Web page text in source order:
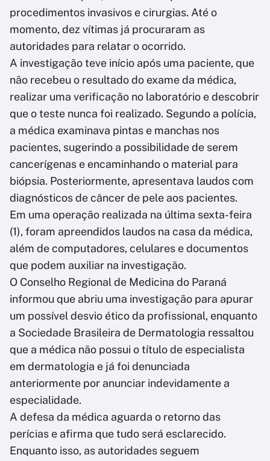
procedimentos invasivos e cirurgias. Até o
momento, dez vítimas já procuraram as
autoridades para relatar o ocorrido.
A investigação teve início após uma paciente, que
não recebeu o resultado do exame da médica,
realizar uma verificação no laboratório e descobrir
que o teste nunca foi realizado. Segundo a polícia,
a médica examinava pintas e manchas nos
pacientes, sugerindo a possibilidade de serem
cancerígenas e encaminhando o material para
biópsia. Posteriormente, apresentava laudos com
diagnósticos de câncer de pele aos pacientes.
Em uma operação realizada na última sexta-feira
(1), foram apreendidos laudos na casa da médica,
além de computadores, celulares e documentos
que podem auxiliar na investigação.
O Conselho Regional de Medicina do Paraná
informou que abriu uma investigação para apurar
um possível desvio ético da profissional, enquanto
a Sociedade Brasileira de Dermatologia ressaltou
que a médica não possui o título de especialista
em dermatologia e já foi denunciada
anteriormente por anunciar indevidamente a
especialidade.
A defesa da médica aguarda o retorno das
perícias e afirma que tudo será esclarecido.
Enquanto isso, as autoridades seguem